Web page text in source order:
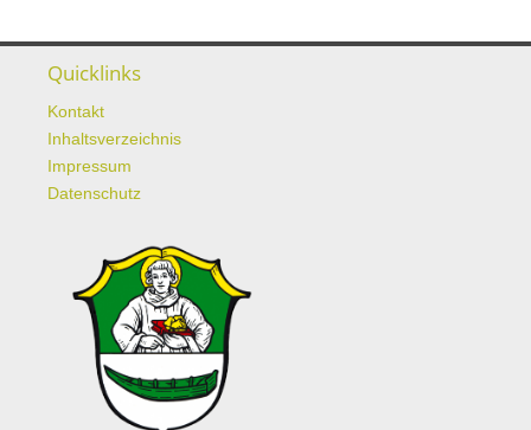
Quicklinks
Kontakt
Inhaltsverzeichnis
Impressum
Datenschutz